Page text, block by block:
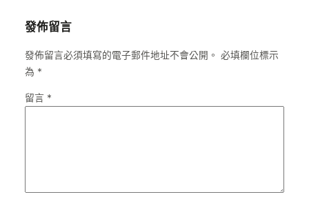
發佈留言
發佈留言必須填寫的電子郵件地址不會公開。 必填欄位標示
為 *
留言 *